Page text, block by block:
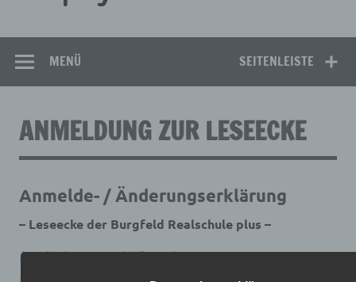
SEITENLEISTE
MENÜ
ANMELDUNG ZUR LESEECKE
Anmelde- / Änderungserklärung
– Leseecke der Burgfeld Realschule plus –
hier klicken: Anmeldeformular